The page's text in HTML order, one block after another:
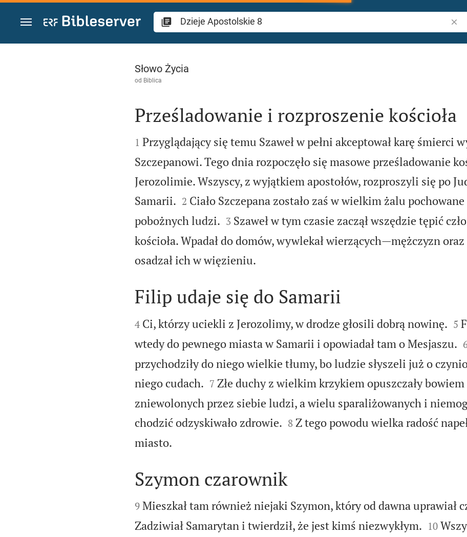
Przejdź do treści
Dzieje Apostolskie 8
Słowo Życia
od Biblica

Prześladowanie i rozproszenie kościoła

1 Przyglądający się temu Szaweł w pełni akceptował karę śmierci
Szczepanowi. Tego dnia rozpoczęło się masowe prześladowanie
Jerozolimie. Wszyscy, z wyjątkiem apostołów, rozproszyli się po
Samarii.
2 Ciało Szczepana zostało zaś w wielkim żalu
pobożnych ludzi.
3 Szaweł w tym czasie zaczął wszędzie tępić
kościoła. Wpadał do domów, wywlekał wierzących—mężczyzn
osadzał ich w więzieniu.

Filip udaje się do Samarii

4 Ci, którzy uciekli z Jerozolimy, w drodze głosili dobrą nowinę.
5
wtedy do pewnego miasta w Samarii i opowiadał tam o Mesjaszu.
przychodziły do niego wielkie tłumy, bo ludzie słyszeli już o
niego cudach.
7 Złe duchy z wielkim krzykiem opuszczały bowiem
zniewolonych przez siebie ludzi, a wielu sparaliżowanych i
chodzić odzyskiwało zdrowie.
8 Z tego powodu wielka radość
miasto.

Szymon czarownik

9 Mieszkał tam również niejaki Szymon, który od dawna uprawiał
Zadziwiał Samarytan i twierdził, że jest kimś niezwykłym.
10